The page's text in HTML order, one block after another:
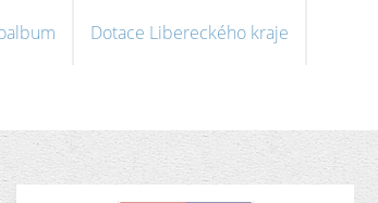
Dotace Libereckého kraje